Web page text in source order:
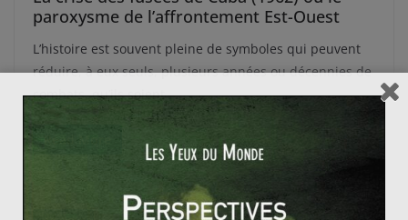
paroxysme de l’affrontement Est-Ouest
L’histoire est souvent pleine de symboles qui peuvent
réduire, à eux seuls, plusieurs années ou décennies de
combats, qu’ils soient